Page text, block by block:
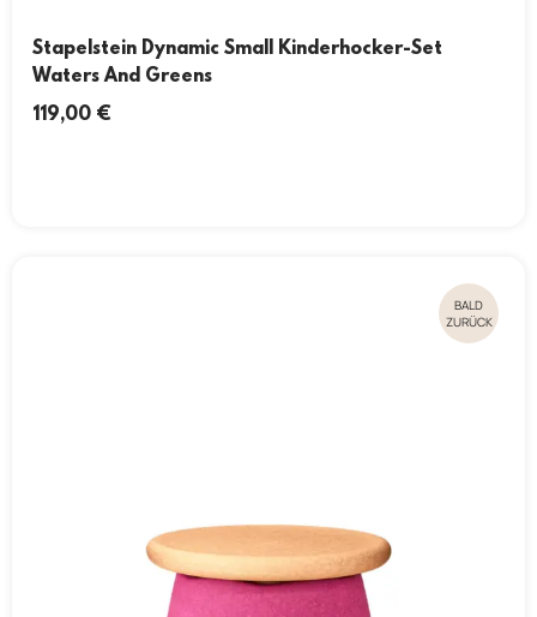
Stapelstein Dynamic Small Kinderhocker-Set
Waters And Greens
119,00 €
BALD
ZURÜCK